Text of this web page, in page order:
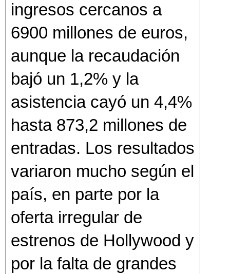
ingresos cercanos a
6900 millones de euros,
aunque la recaudación
bajó un 1,2% y la
asistencia cayó un 4,4%
hasta 873,2 millones de
entradas. Los resultados
variaron mucho según el
país, en parte por la
oferta irregular de
estrenos de Hollywood y
por la falta de grandes